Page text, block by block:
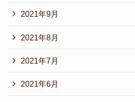
2021年9月
2021年8月
2021年7月
2021年6月